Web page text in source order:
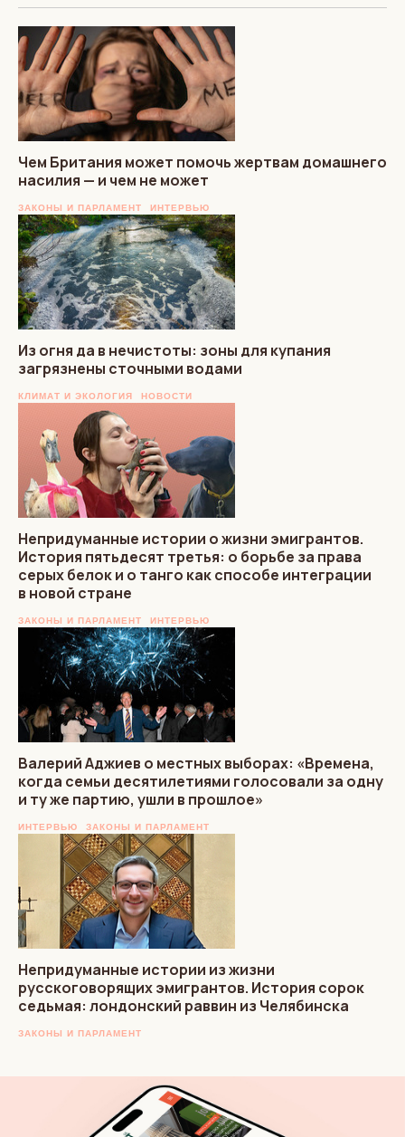
Чем Британия может помочь жертвам домашнего
насилия — и чем не может
ЗАКОНЫ И ПАРЛАМЕНТ ИНТЕРВЬЮ
Из огня да в нечистоты: зоны для купания
загрязнены сточными водами
КЛИМАТ И ЭКОЛОГИЯ НОВОСТИ
Непридуманные истории о жизни эмигрантов.
История пятьдесят третья: о борьбе за права
серых белок и о танго как способе интеграции
в новой стране
ЗАКОНЫ И ПАРЛАМЕНТ ИНТЕРВЬЮ
Валерий Аджиев о местных выборах: «Времена,
когда семьи десятилетиями голосовали за одну
и ту же партию, ушли в прошлое»
ИНТЕРВЬЮ ЗАКОНЫ И ПАРЛАМЕНТ
Непридуманные истории из жизни
русскоговорящих эмигрантов. История сорок
седьмая: лондонский раввин из Челябинска
ЗАКОНЫ И ПАРЛАМЕНТ